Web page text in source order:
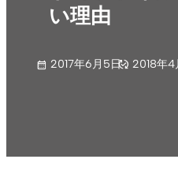
い理由
2017年6月5日 2018年4